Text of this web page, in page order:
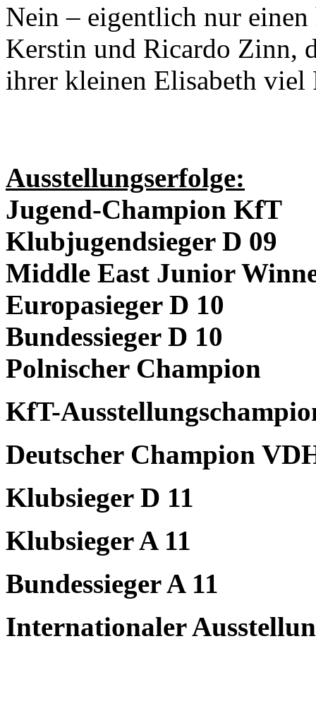
Nein – eigentlich nur
Kerstin und Ricardo Zinn,
ihrer kleinen Elisabeth viel
Ausstellungserfolge:
Jugend-Champion KfT
Klubjugendsieger D 09
Middle East Junior
Europasieger D 10
Bundessieger D 10
Polnischer Champion
KfT-
Deutscher Champion
Klubsieger D 11
Klubsieger A 11
Bundessieger A 11
Internationaler